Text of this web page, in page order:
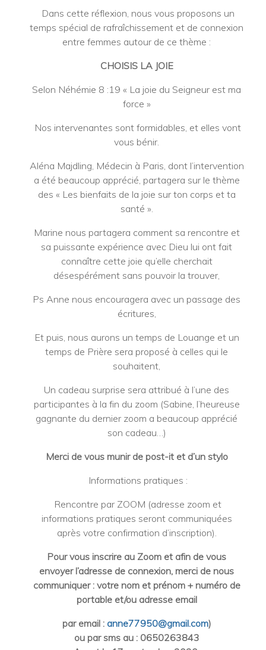
Dans cette réflexion, nous vous proposons un
temps spécial de rafraîchissement et de connexion
entre femmes autour de ce thème :
CHOISIS LA JOIE
Selon Néhémie 8 :19 « La joie du Seigneur est ma
force »
Nos intervenantes sont formidables, et elles vont
vous bénir.
Aléna Majdling, Médecin à Paris, dont l’intervention
a été beaucoup apprécié, partagera sur le thème
des « Les bienfaits de la joie sur ton corps et ta
santé ».
Marine nous partagera comment sa rencontre et
sa puissante expérience avec Dieu lui ont fait
connaître cette joie qu’elle cherchait
désespérément sans pouvoir la trouver,
Ps Anne nous encouragera avec un passage des
écritures,
Et puis, nous aurons un temps de Louange et un
temps de Prière sera proposé à celles qui le
souhaitent,
Un cadeau surprise sera attribué à l’une des
participantes à la fin du zoom (Sabine, l’heureuse
gagnante du dernier zoom a beaucoup apprécié
son cadeau…)
Merci de vous munir de post-it et d’un stylo
Informations pratiques :
Rencontre par ZOOM (adresse zoom et
informations pratiques seront communiquées
après votre confirmation d’inscription).
Pour vous inscrire au Zoom et afin de vous
envoyer l’adresse de connexion, merci de nous
communiquer : votre nom et prénom + numéro de
portable et/ou adresse email
par email : anne77950@gmail.com)
ou par sms au : 0650263843